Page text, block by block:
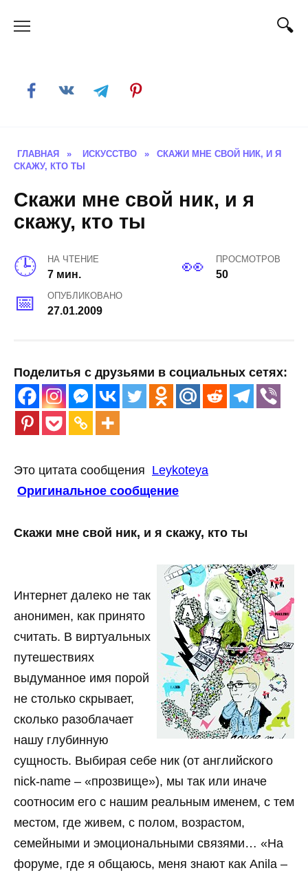
ГЛАВНАЯ » ИСКУССТВО »
СКАЖИ МНЕ СВОЙ НИК, И Я
СКАЖУ, КТО ТЫ
Скажи мне свой ник, и я
скажу, кто ты
НА ЧТЕНИЕ
7 мин.
ПРОСМОТРОВ
50
ОПУБЛИКОВАНО
27.01.2009
Поделитья с друзьями в социальных сетях:
Это цитата сообщения Leykoteya
Оригинальное сообщение
Скажи мне свой ник, и я скажу, кто ты
Интернет далеко не так
анонимен, как принято
считать. В виртуальных
путешествиях
выдуманное имя порой
не столько скрывает,
сколько разоблачает
нашу глубинную
сущность. Выбирая себе ник (от английского
nick-name – «прозвище»), мы так или иначе
соотносим его с нашим реальным именем, с тем
местом, где живем, с полом, возрастом,
семейными и эмоциональными связями… «На
форуме, где я общаюсь, меня знают как Anila –